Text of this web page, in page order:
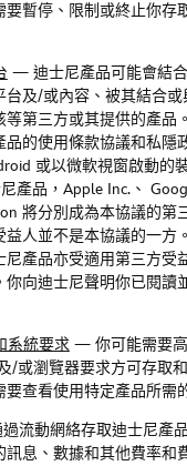
要暫停、限制或終止你存
— 迪士尼產品可能會結
台及/或內容、被其結合或
等第三方或其提供的產品
品的使用條款協議和私隱
或以微軟視窗啟動的
產品， Apple Inc.、
將分別成為本協議的第
益人並不是本協議的一方
尼產品亦受適用第三方受
你向迪士尼聲明你已閱讀
系統要求 — 你可能需要
/或瀏覽器要求方可存取
查看使用特定產品所需
流動網絡存取迪士尼產
息、數據和其他費率和